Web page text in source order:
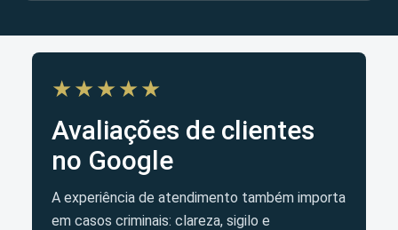
★★★★★
Avaliações de clientes
no Google
A experiência de atendimento também importa
em casos criminais: clareza, sigilo e